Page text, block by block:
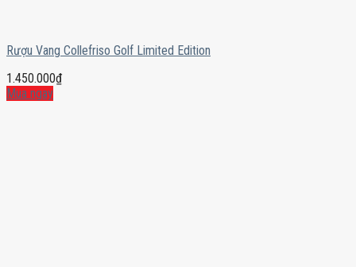
Rượu Vang Collefriso Golf Limited Edition
1.450.000₫
Mua ngay